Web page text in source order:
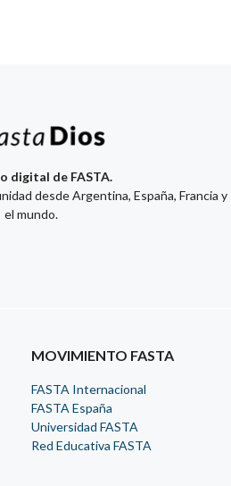
digital de FASTA.
desde Argentina, España, Francia y
el mundo.
MOVIMIENTO FASTA
FASTA Internacional
FASTA España
Universidad FASTA
Red Educativa FASTA